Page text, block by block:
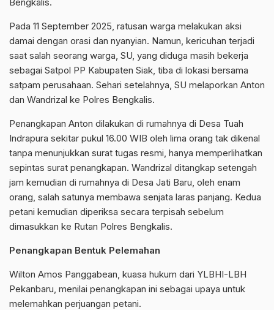
Pada 11 September 2025, ratusan warga melakukan aksi
damai dengan orasi dan nyanyian. Namun, kericuhan terjadi
saat salah seorang warga, SU, yang diduga masih bekerja
sebagai Satpol PP Kabupaten Siak, tiba di lokasi bersama
satpam perusahaan. Sehari setelahnya, SU melaporkan Anton
dan Wandrizal ke Polres Bengkalis.
Penangkapan Anton dilakukan di rumahnya di Desa Tuah
Indrapura sekitar pukul 16.00 WIB oleh lima orang tak dikenal
tanpa menunjukkan surat tugas resmi, hanya memperlihatkan
sepintas surat penangkapan. Wandrizal ditangkap setengah
jam kemudian di rumahnya di Desa Jati Baru, oleh enam
orang, salah satunya membawa senjata laras panjang. Kedua
petani kemudian diperiksa secara terpisah sebelum
dimasukkan ke Rutan Polres Bengkalis.
Penangkapan Bentuk Pelemahan
Wilton Amos Panggabean, kuasa hukum dari YLBHI-LBH
Pekanbaru, menilai penangkapan ini sebagai upaya untuk
melemahkan perjuangan petani.